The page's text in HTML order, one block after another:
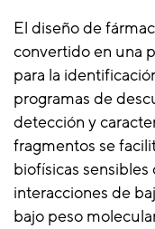
El diseño de
convertido en una
para la
programas de
detección y
fragmentos se
biofísicas
interacciones de
bajo peso